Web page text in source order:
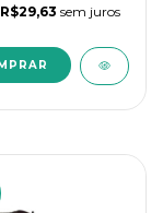
R$29,63 sem juros